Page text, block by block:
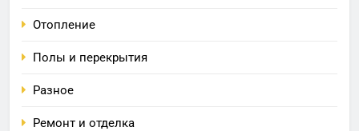
Отопление
Полы и перекрытия
Разное
Ремонт и отделка